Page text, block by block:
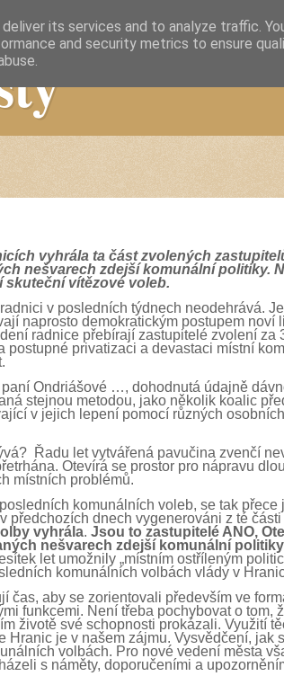
vyhrála ta část zvolených
nešvarech zdejší komunální politiky.
skuteční vítězové voleb.
v posledních týdnech neodehrává.
naprosto demokratickým postupem noví
radnice přebírají zastupitelé zvolení za
postupné privatizaci a devastaci místní
Ondriášové …, dohodnutá údajně
stejnou metodou, jako několik koalic
v jejich lepení pomocí různých
Řadu let vytvářená pavučina zvenčí
Otevírá se prostor pro nápravu
místních problémů.
komunálních voleb, se tak přece
předchozích dnech vygenerováni z té
vyhrála. Jsou to zastupitelé ANO,
nešvarech zdejší komunální
let umožnily „místním ostříleným
komunálních volbách vlády v
čas, aby se zorientovali především ve
funkcemi. Není třeba pochybovat o tom,
životě své schopnosti prokázali. Využití
Hranic je v našem zájmu. Vysvědčení, jak
volbách. Pro nové vedení města
s náměty, doporučeními a
its services and to analyze traffic.
and security metrics to ensure